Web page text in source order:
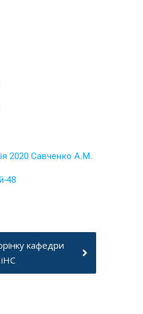
2020 Савченко А.М.
48
кафедри